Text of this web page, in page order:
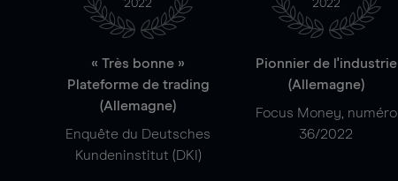
2022
« Très bonne »
Plateforme de trading
(Allemagne)
Enquête du Deutsches
Kundeninstitut (DKI)
2022
Pionnier de l'industrie
(Allemagne)
Focus Money, numéro
36/2022